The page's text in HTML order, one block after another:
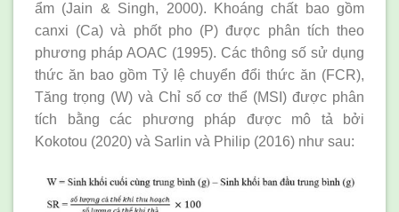
ẩm (Jain & Singh, 2000). Khoáng chất bao gồm
canxi (Ca) và phốt pho (P) được phân tích theo
phương pháp AOAC (1995). Các thông số sử dụng
thức ăn bao gồm Tỷ lệ chuyển đổi thức ăn (FCR),
Tăng trọng (W) và Chỉ số cơ thể (MSI) được phân
tích bằng các phương pháp được mô tả bởi
Kokotou (2020) và Sarlin và Philip (2016) như sau: